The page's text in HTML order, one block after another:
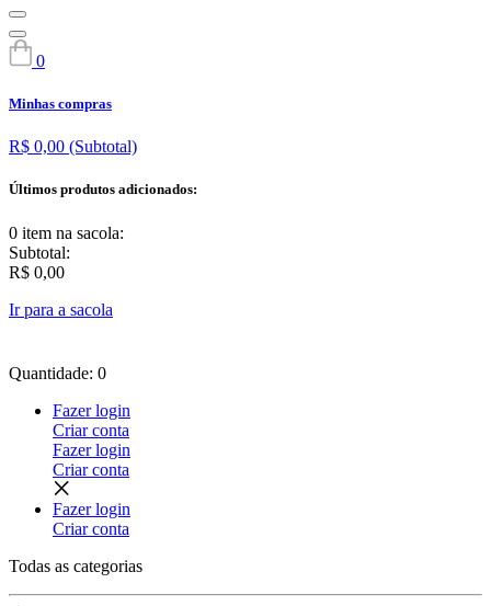
0
Minhas compras
R$ 0,00 (Subtotal)
Últimos produtos adicionados:
0 item na sacola:
Subtotal:
R$ 0,00
Ir para a sacola
Quantidade: 0
Fazer login
Criar conta
Fazer login
Criar conta
Fazer login
Criar conta
Todas as categorias